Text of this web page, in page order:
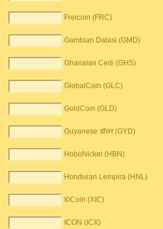
Freicoin (FRC)
Gambian Dalasi (GMD)
Ghanaian Cedi (GHS)
GlobalCoin (GLC)
GoldCoin (GLD)
Guyanese डॉलर (GYD)
HoboNickel (HBN)
Honduran Lempira (HNL)
I0Coin (XIC)
ICON (ICX)